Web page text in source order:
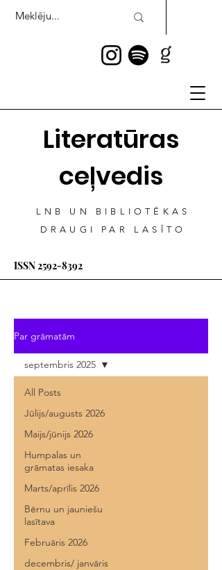
Literatūras
ceļvedis
LNB UN BIBLIOTĒKAS
DRAUGI PAR LASĪTO
ISSN2592-8392
Par grāmatām
All Posts
Jūlijs/augusts 2026
Maijs/jūnijs 2026
Humpalas un
grāmatas iesaka
Marts/aprīlis 2026
Bērnu un jauniešu
lasītava
Februāris 2026
decembris/ janvāris
septembris 2025